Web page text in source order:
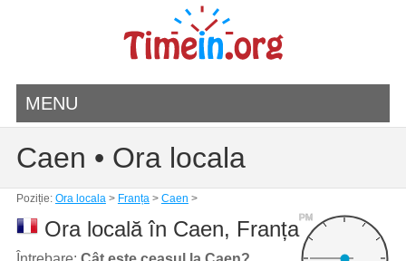
MENU
Caen • Ora locala
Poziție: Ora locala> Franța> Caen >
PM
Ora locală în Caen, Franța